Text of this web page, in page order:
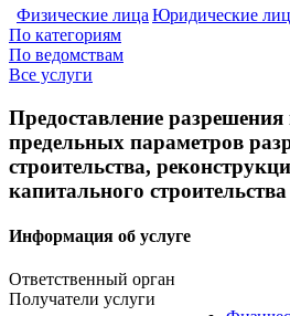
Физические лица Юридические
По категориям
По ведомствам
Все услуги
Предоставление разрешения
предельных параметров
строительства,
капитального строительства
Информация об услуге
Ответственный орган
Получатели услуги